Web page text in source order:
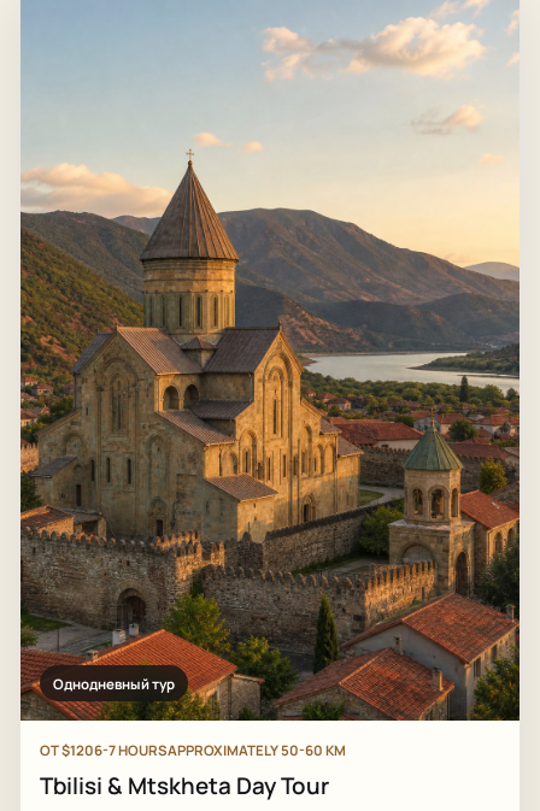
Однодневный тур
ОТ $1206-7 HOURSAPPROXIMATELY 50-60 KM
Tbilisi & Mtskheta Day Tour